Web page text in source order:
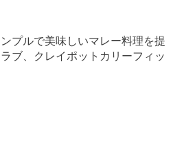
プルで美味しいマレー料理を提
ブ、クレイポットカリーフィッ